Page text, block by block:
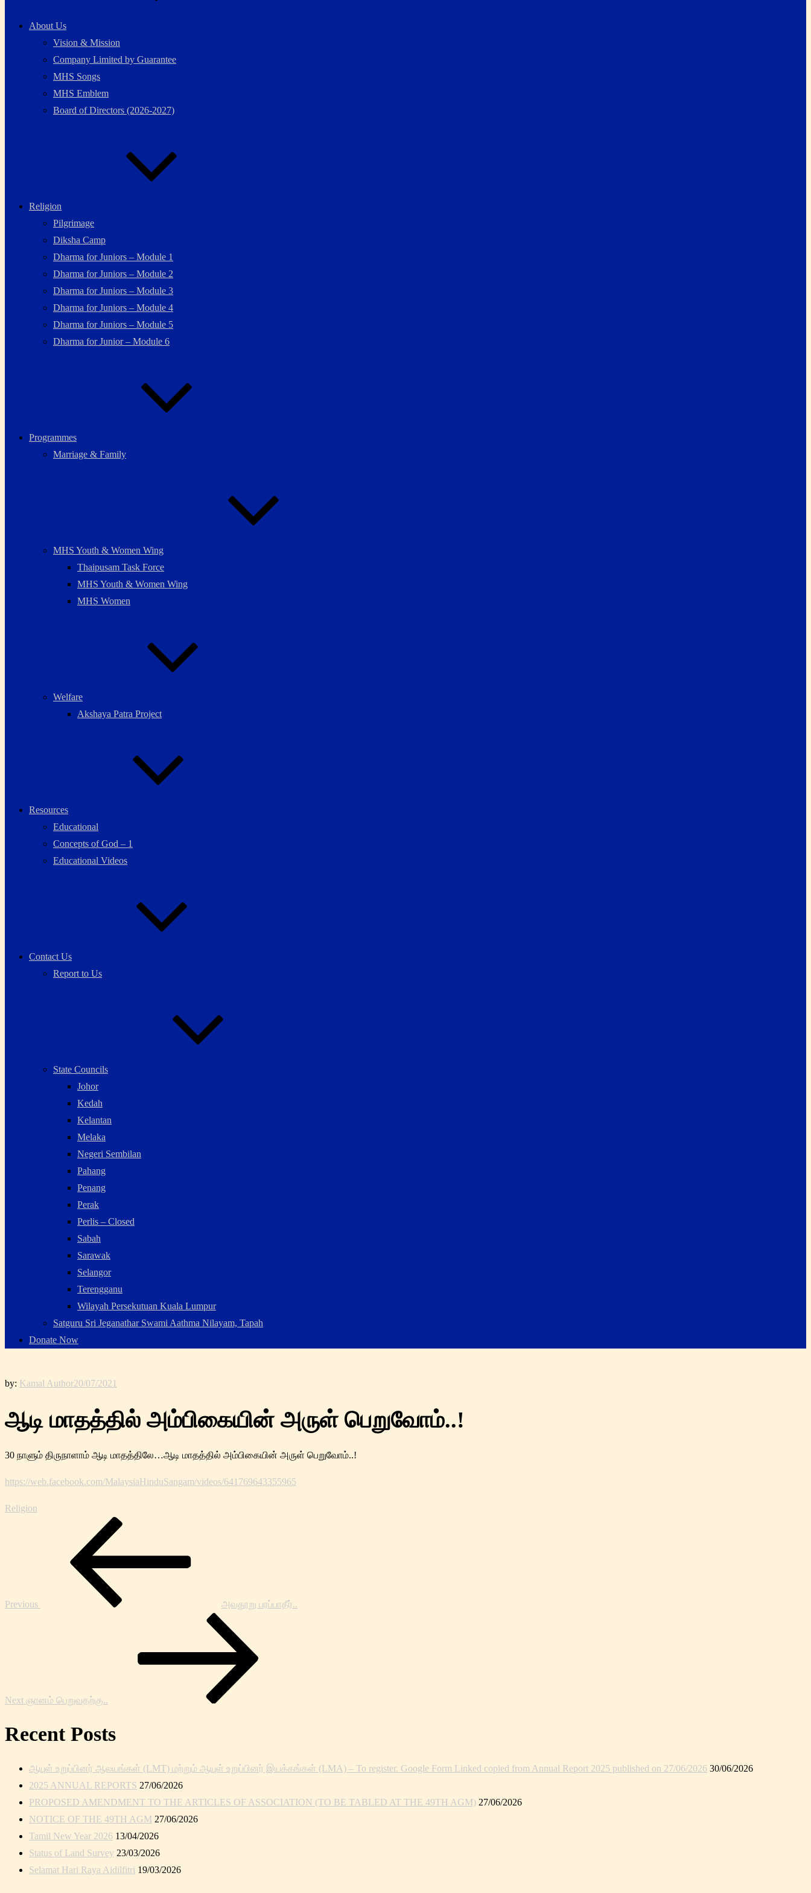
About Us
Vision & Mission
Company Limited by Guarantee
MHS Songs
MHS Emblem
Board of Directors (2026-2027)
Religion
Pilgrimage
Diksha Camp
Dharma for Juniors – Module 1
Dharma for Juniors – Module 2
Dharma for Juniors – Module 3
Dharma for Juniors – Module 4
Dharma for Juniors – Module 5
Dharma for Junior – Module 6
Programmes
Marriage & Family
MHS Youth & Women Wing
Thaipusam Task Force
MHS Youth & Women Wing
MHS Women
Welfare
Akshaya Patra Project
Resources
Educational
Concepts of God – 1
Educational Videos
Contact Us
Report to Us
State Councils
Johor
Kedah
Kelantan
Melaka
Negeri Sembilan
Pahang
Penang
Perak
Perlis – Closed
Sabah
Sarawak
Selangor
Terengganu
Wilayah Persekutuan Kuala Lumpur
Satguru Sri Jeganathar Swami Aathma Nilayam, Tapah
Donate Now
by: Kamal Author20/07/2021
ஆடி மாதத்தில் அம்பிகையின் அருள் பெறுவோம்..!
30 நாளும் திருநாளாம் ஆடி மாதத்திலே…ஆடி மாதத்தில் அம்பிகையின் அருள் பெறுவோம்..!
https://web.facebook.com/MalaysiaHinduSangam/videos/641769643355965
Religion
navigation
Previous
அவதூறு பரப்பாதீர்..
Next ஞானம் பெறுவதற்கு..
Recent Posts
ஆயுள் உறுப்பினர் ஆலயங்கள் (LMT) மற்றும் ஆயுள் உறுப்பினர் இயக்கங்கள் (LMA) – To register. Google Form Linked copied from Annual Report 2025 published on 27/06/2026 30/06/2026
2025 ANNUAL REPORTS 27/06/2026
PROPOSED AMENDMENT TO THE ARTICLES OF ASSOCIATION (TO BE TABLED AT THE 49TH AGM) 27/06/2026
NOTICE OF THE 49TH AGM 27/06/2026
Tamil New Year 2026 13/04/2026
Status of Land Survey 23/03/2026
Selamat Hari Raya Aidilfitri 19/03/2026